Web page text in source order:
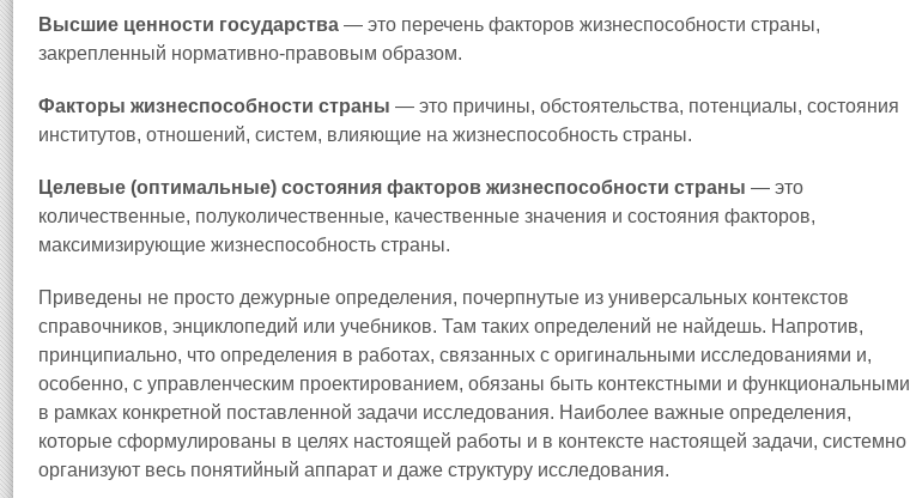
Высшие ценности государства — это перечень факторов жизнеспособности страны,
закрепленный нормативно-правовым образом.
Факторы жизнеспособности страны — это причины, обстоятельства, потенциалы, состояния
институтов, отношений, систем, влияющие на жизнеспособность страны.
Целевые (оптимальные) состояния факторов жизнеспособности страны — это
количественные, полуколичественные, качественные значения и состояния факторов,
максимизирующие жизнеспособность страны.
Приведены не просто дежурные определения, почерпнутые из универсальных контекстов
справочников, энциклопедий или учебников. Там таких определений не найдешь. Напротив,
принципиально, что определения в работах, связанных с оригинальными исследованиями и,
особенно, с управленческим проектированием, обязаны быть контекстными и функциональными
в рамках конкретной поставленной задачи исследования. Наиболее важные определения,
которые сформулированы в целях настоящей работы и в контексте настоящей задачи, системно
организуют весь понятийный аппарат и даже структуру исследования.